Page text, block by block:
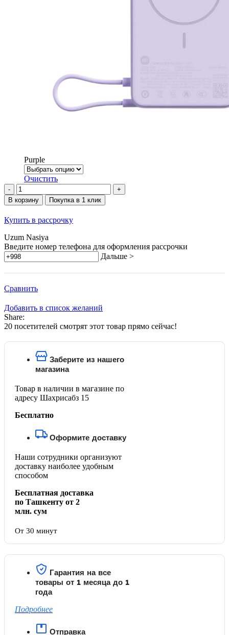
Purple
Очистить
Количество
товара
Xiaomi
Bracket
Power
Bank
10
000
В корзину Покупка в 1 клик
Купить в рассрочку
Uzum Nasiya
Введите номер телефона для оформления рассрочки
Дальше >
Сравнить
Добавить в список желаний
Share:
20 посетителей смотрят этот товар прямо сейчас!
Заберите из нашего
магазина
Товар в наличии в магазине по
адресу Шахрисабз 15
Бесплатно
Оформите доставку
Наши сотрудники организуют
доставку наиболее удобным
способом
Бесплатная доставка
по Ташкенту от 2
млн. сум
От 30 минут
Гарантия на все
товары от 1 месяца до 1
года
Подробнее
Отправка